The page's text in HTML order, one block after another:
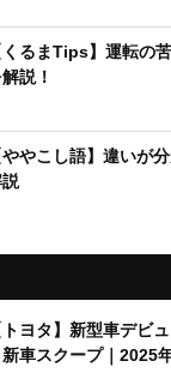
くるまTips】運転の
説！
ややこし語】違いが
トヨタ】新型車デビ
新車スクープ｜2025